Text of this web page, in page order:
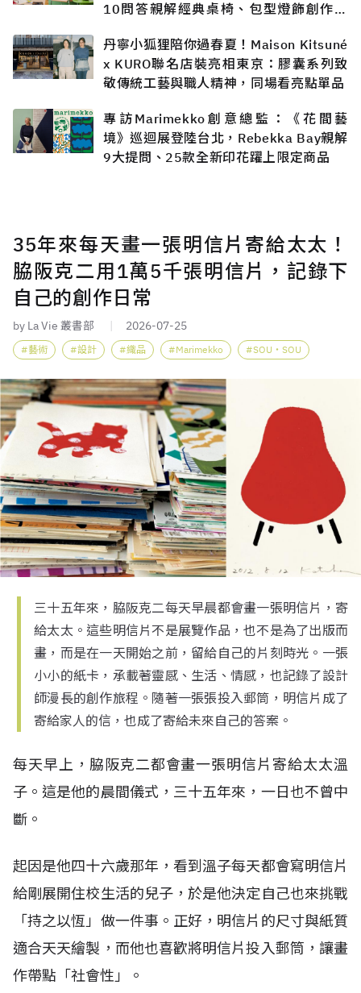
10問答親解經典桌椅、包型燈飾創作過
丹寧小狐狸陪你過春夏！Maison Kitsuné
x KURO聯名店裝亮相東京：膠囊系列致
敬傳統工藝與職人精神，同場看亮點單品
專訪Marimekko創意總監：《花間藝
境》巡迴展登陸台北，Rebekka Bay親解
9大提問、25款全新印花躍上限定商品
35年來每天畫一張明信片寄給太太！
脇阪克二用1萬5千張明信片，記錄下
自己的創作日常
by La Vie 叢書部 2026-07-25
藝術 設計 織品 Marimekko SOU・SOU
三十五年來，脇阪克二每天早晨都會畫一張明信片，寄
給太太。這些明信片不是展覽作品，也不是為了出版而
畫，而是在一天開始之前，留給自己的片刻時光。一張
小小的紙卡，承載著靈感、生活、情感，也記錄了設計
師漫長的創作旅程。隨著一張張投入郵筒，明信片成了
寄給家人的信，也成了寄給未來自己的答案。
每天早上，脇阪克二都會畫一張明信片寄給太太溫
子。這是他的晨間儀式，三十五年來，一日也不曾中
斷。
起因是他四十六歲那年，看到溫子每天都會寫明信片
給剛展開住校生活的兒子，於是他決定自己也來挑戰
「持之以恆」做一件事。正好，明信片的尺寸與紙質
適合天天繪製，而他也喜歡將明信片投入郵筒，讓畫
作帶點「社會性」。